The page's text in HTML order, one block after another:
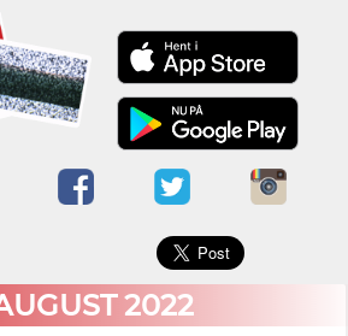
Menu
ForsideKalendere
Blogs
Om
Sofabold
Kontakt
bruger
×
2022